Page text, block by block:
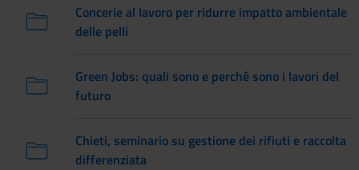
Concerie al lavoro per ridurre impatto ambientale
delle pelli
Green Jobs: quali sono e perché sono i lavori del
futuro
Chieti, seminario su gestione dei rifiuti e raccolta
differenziata